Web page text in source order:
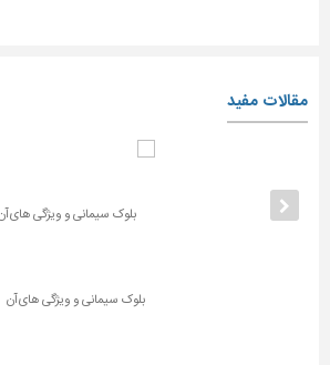
مقالات مفید
بلوک سیمانی و ویژگی های آن